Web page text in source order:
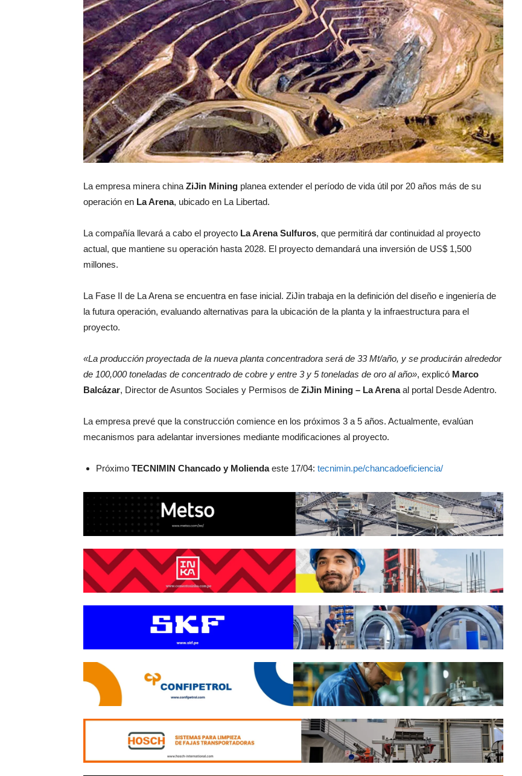
La empresa minera china ZiJin Mining planea extender el período de vida útil por 20 años más de su
operación en La Arena, ubicado en La Libertad.
La compañía llevará a cabo el proyecto La Arena Sulfuros, que permitirá dar continuidad al proyecto
actual, que mantiene su operación hasta 2028. El proyecto demandará una inversión de US$ 1,500
millones.
La Fase II de La Arena se encuentra en fase inicial. ZiJin trabaja en la definición del diseño e ingeniería de
la futura operación, evaluando alternativas para la ubicación de la planta y la infraestructura para el
proyecto.
«La producción proyectada de la nueva planta concentradora será de 33 Mt/año, y se producirán alrededor
de 100,000 toneladas de concentrado de cobre y entre 3 y 5 toneladas de oro al año», explicó Marco
Balcázar, Director de Asuntos Sociales y Permisos de ZiJin Mining – La Arenaal portal Desde Adentro.
La empresa prevé que la construcción comience en los próximos 3 a 5 años. Actualmente, evalúan
mecanismos para adelantar inversiones mediante modificaciones al proyecto.
Próximo TECNIMIN Chancado y Moliendaeste 17/04: tecnimin.pe/chancadoeficiencia/